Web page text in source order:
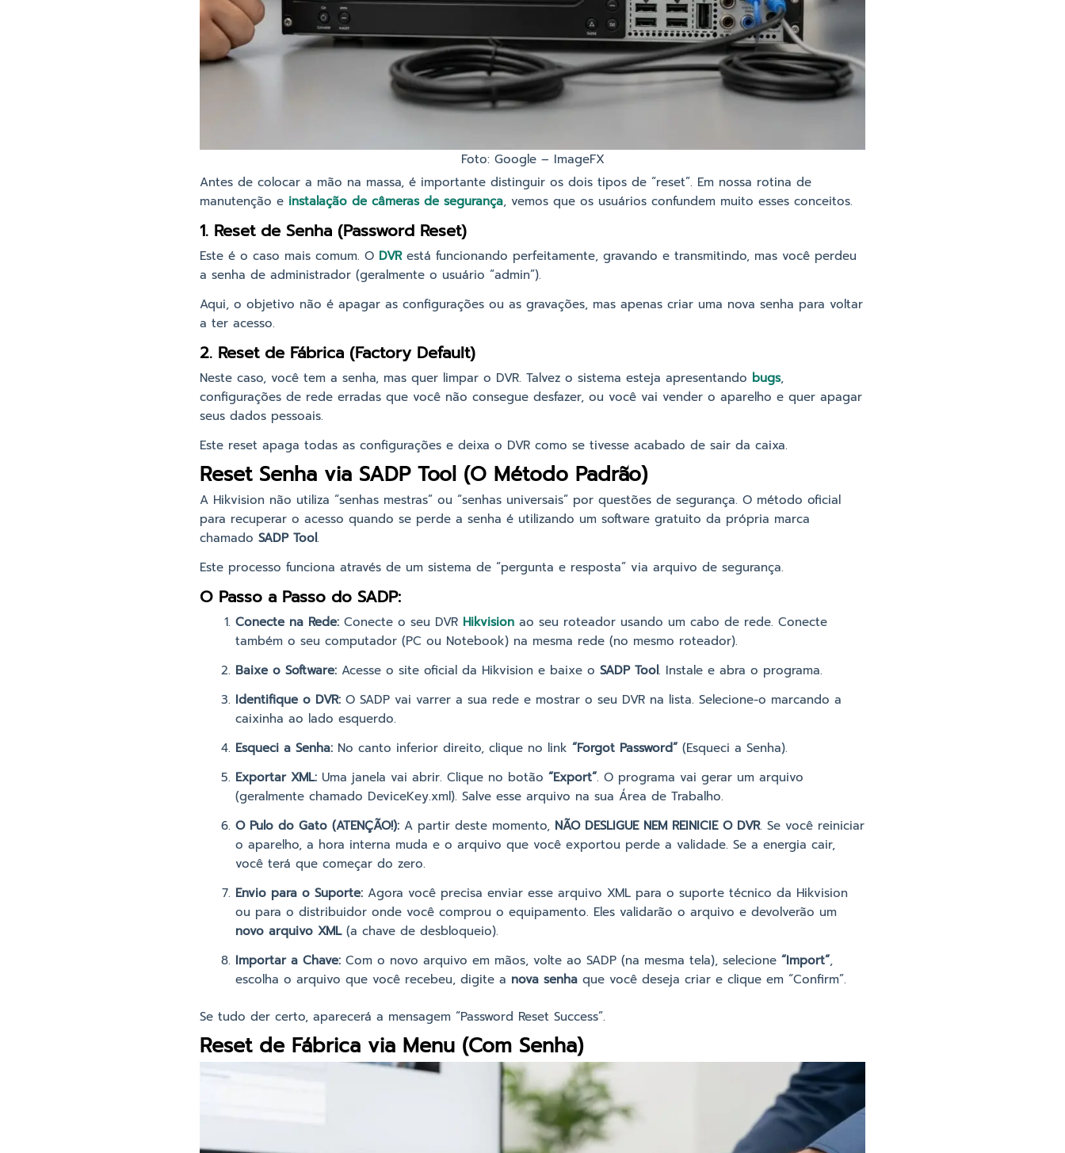
Foto: Google – ImageFX
Antes de colocar a mão na massa, é importante distinguir os dois tipos de “reset”. Em nossa rotina de
manutenção e instalação de câmeras de segurança, vemos que os usuários confundem muito esses conceitos.
1. Reset de Senha (Password Reset)
Este é o caso mais comum. O DVRestá funcionando perfeitamente, gravando e transmitindo, mas você perdeu
a senha de administrador (geralmente o usuário “admin”).
Aqui, o objetivo não é apagar as configurações ou as gravações, mas apenas criar uma nova senha para voltar
a ter acesso.
2. Reset de Fábrica (Factory Default)
Neste caso, você tem a senha, mas quer limpar o DVR. Talvez o sistema esteja apresentando bugs,
configurações de rede erradas que você não consegue desfazer, ou você vai vender o aparelho e quer apagar
seus dados pessoais.
Este reset apaga todas as configurações e deixa o DVR como se tivesse acabado de sair da caixa.
Reset Senha via SADP Tool (O Método Padrão)
A Hikvision não utiliza “senhas mestras” ou “senhas universais” por questões de segurança. O método oficial
para recuperar o acesso quando se perde a senha é utilizando um software gratuito da própria marca
chamado SADP Tool.
Este processo funciona através de um sistema de “pergunta e resposta” via arquivo de segurança.
O Passo a Passo do SADP:
Conecte na Rede: Conecte o seu DVR Hikvision ao seu roteador usando um cabo de rede. Conecte
também o seu computador (PC ou Notebook) na mesma rede (no mesmo roteador).
Baixe o Software: Acesse o site oficial da Hikvision e baixe o SADP Tool. Instale e abra o programa.
Identifique o DVR: O SADP vai varrer a sua rede e mostrar o seu DVR na lista. Selecione-o marcando a
caixinha ao lado esquerdo.
Esqueci a Senha: No canto inferior direito, clique no link “Forgot Password” (Esqueci a Senha).
Exportar XML: Uma janela vai abrir. Clique no botão “Export”. O programa vai gerar um arquivo
(geralmente chamado DeviceKey.xml). Salve esse arquivo na sua Área de Trabalho.
O Pulo do Gato (ATENÇÃO!): A partir deste momento, NÃO DESLIGUE NEM REINICIE O DVR. Se você reiniciar
o aparelho, a hora interna muda e o arquivo que você exportou perde a validade. Se a energia cair,
você terá que começar do zero.
Envio para o Suporte: Agora você precisa enviar esse arquivo XML para o suporte técnico da Hikvision
ou para o distribuidor onde você comprou o equipamento. Eles validarão o arquivo e devolverão um
novo arquivo XML(a chave de desbloqueio).
Importar a Chave: Com o novo arquivo em mãos, volte ao SADP (na mesma tela), selecione “Import”,
escolha o arquivo que você recebeu, digite a nova senha que você deseja criar e clique em “Confirm”.
Se tudo der certo, aparecerá a mensagem “Password Reset Success”.
Reset de Fábrica via Menu (Com Senha)